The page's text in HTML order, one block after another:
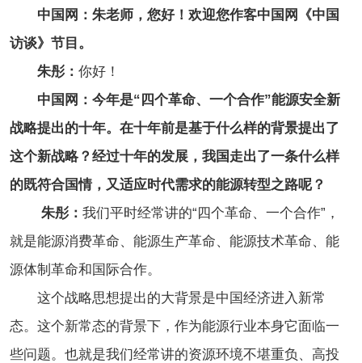
中国网：朱老师，您好！欢迎您作客中国网《中国
访谈》节目。
朱彤： 你好！
中国网：今年是“四个革命、一个合作”能源安全新
战略提出的十年。在十年前是基于什么样的背景提出了
这个新战略？经过十年的发展，我国走出了一条什么样
的既符合国情，又适应时代需求的能源转型之路呢？
朱彤： 我们平时经常讲的“四个革命、一个合作”，
就是能源消费革命、能源生产革命、能源技术革命、能
源体制革命和国际合作。
这个战略思想提出的大背景是中国经济进入新常
态。这个新常态的背景下，作为能源行业本身它面临一
些问题。也就是我们经常讲的资源环境不堪重负、高投